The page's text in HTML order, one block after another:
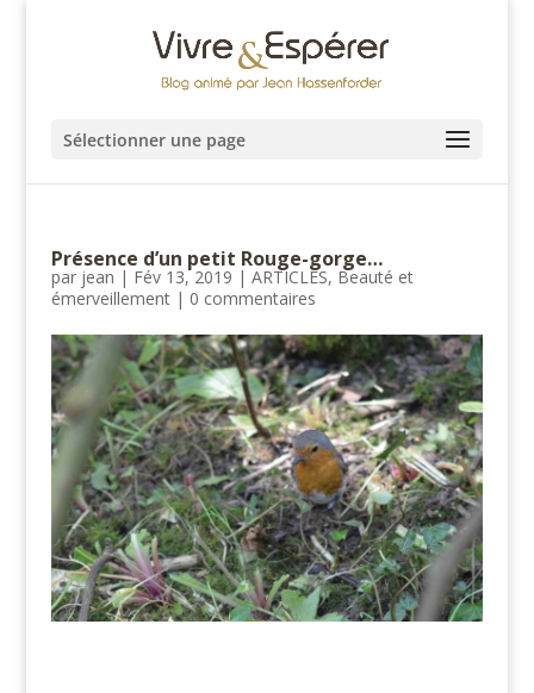
Sélectionner une page
Présence d’un petit Rouge-gorge…
par jean | Fév 13, 2019 | ARTICLES, Beauté et
émerveillement| 0 commentaires